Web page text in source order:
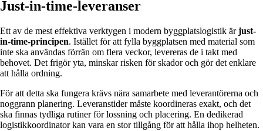
Just-in-time-leveranser
Ett av de mest effektiva verktygen i modern byggplatslogistik ärjust-
in-time-principen. Istället för att fylla byggplatsen med material som
inte ska användas förrän om flera veckor, levereras de i takt med
behovet. Det frigör yta, minskar risken för skador och gör det enklare
att hålla ordning.
För att detta ska fungera krävs nära samarbete med leverantörerna och
noggrann planering. Leveranstider måste koordineras exakt, och det
ska finnas tydliga rutiner för lossning och placering. En dedikerad
logistikkoordinator kan vara en stor tillgång för att hålla ihop helheten.